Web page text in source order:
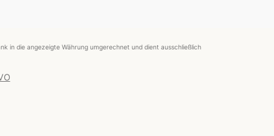
in die angezeigte Währung umgerechnet und dient ausschließlich